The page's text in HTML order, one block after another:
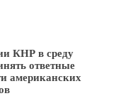
КНР в среду
ответные
американских